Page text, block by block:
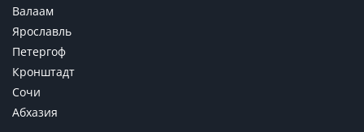
Валаам
Ярославль
Петергоф
Кронштадт
Сочи
Абхазия